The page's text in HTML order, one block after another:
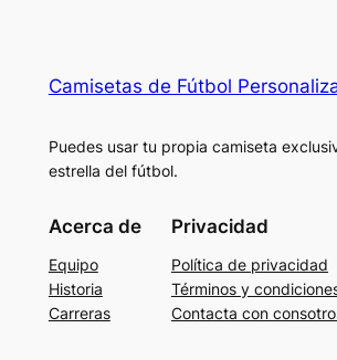
Camisetas de Fútbol
Puedes usar tu propia camiseta
estrella del fútbol.
Acerca de
Equipo
Historia
Carreras
Privacidad
Política de privacidad
Términos y
Contacta con